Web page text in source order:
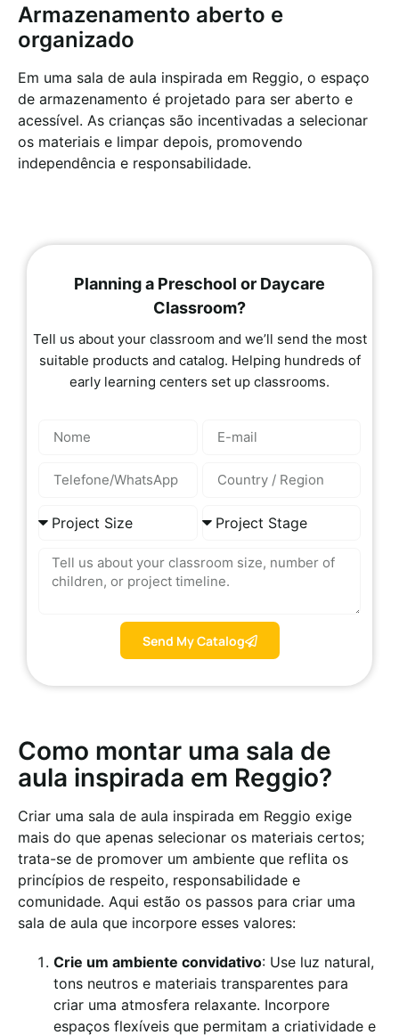
Armazenamento aberto e
organizado
Em uma sala de aula inspirada em Reggio, o espaço
de armazenamento é projetado para ser aberto e
acessível. As crianças são incentivadas a selecionar
os materiais e limpar depois, promovendo
independência e responsabilidade.
Planning a Preschool or Daycare
Classroom?
Tell us about your classroom and we’ll send the most
suitable products and catalog. Helping hundreds of
early learning centers set up classrooms.
Send My Catalog
Como montar uma sala de
aula inspirada em Reggio?
Criar uma sala de aula inspirada em Reggio exige
mais do que apenas selecionar os materiais certos;
trata-se de promover um ambiente que reflita os
princípios de respeito, responsabilidade e
comunidade. Aqui estão os passos para criar uma
sala de aula que incorpore esses valores:
Crie um ambiente convidativo: Use luz natural,
tons neutros e materiais transparentes para
criar uma atmosfera relaxante. Incorpore
espaços flexíveis que permitam a criatividade e